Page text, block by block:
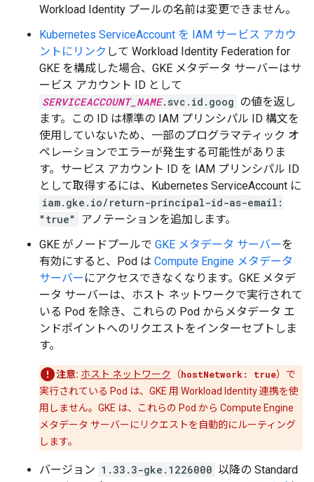
Workload Identity プールの名前は変更できません。
Kubernetes ServiceAccount を IAM サービス アカウ
ントにリンク して Workload Identity Federation for
GKE を構成した場合、GKE メタデータ サーバーはサ
ービス アカウント ID として
SERVICEACCOUNT_NAME.svc.id.goog の値を返し
ます。この ID は標準の IAM プリンシパル ID 構文を
使用していないため、一部のプログラマティック オ
ペレーションでエラーが発生する可能性がありま
す。サービス アカウント ID を IAM プリンシパル ID
として取得するには、Kubernetes ServiceAccount に
iam.gke.io/return-principal-id-as-email:
"true"
アノテーションを追加します。
GKE がノードプールで GKE メタデータ サーバーを
有効にすると、Pod は Compute Engine メタデータ
サーバー にアクセスできなくなります。GKE メタデ
ータ サーバーは、ホスト ネットワークで実行されて
いる Pod を除き、これらの Pod からメタデータ エ
ンドポイントへのリクエストをインターセプトしま
す。
注意: ホスト ネットワーク （hostNetwork: true）で
実行されている Pod は、GKE 用 Workload Identity 連携を使
用しません。GKE は、これらの Pod から Compute Engine
メタデータ サーバーにリクエストを自動的にルーティング
します。
バージョン 1.33.3-gke.1226000 以降の Standard